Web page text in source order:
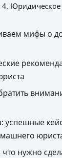
4.
мифы о
успешные
что нужно